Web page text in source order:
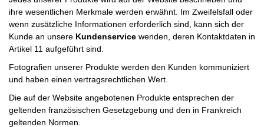
ihre wesentlichen Merkmale werden erwähnt. Im Zweifelsfall oder
wenn zusätzliche Informationen erforderlich sind, kann sich der
Kunde an unsere Kundenservice wenden, deren Kontaktdaten in
Artikel 11 aufgeführt sind.
Fotografien unserer Produkte werden den Kunden kommuniziert
und haben einen vertragsrechtlichen Wert.
Die auf der Website angebotenen Produkte entsprechen der
geltenden französischen Gesetzgebung und den in Frankreich
geltenden Normen.